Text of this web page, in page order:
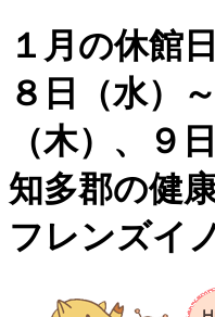
１月の休館
８日（水）
（木）、９
知多郡の健
フレンズイ